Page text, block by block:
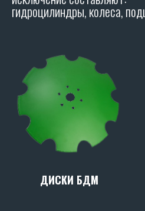
гидроцилиндры, колеса,
ДИСКИ БДМ